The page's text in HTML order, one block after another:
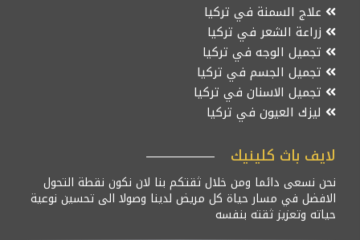
علاج السمنة في تركيا
زراعة الشعر في تركيا
تجميل الوجه في تركيا
تجميل الجسم في تركيا
تجميل الاسنان في تركيا
ليزك العيون في تركيا
لايف باث كلينيك
نحن نسعى دائما ومن خلال ثقتكم بنا لان نكون نقطة التحول
الافضل في مسار حياة كل مريض لدينا وصولا الى تحسين نوعية
حياته وتعزيز ثقته بنفسه